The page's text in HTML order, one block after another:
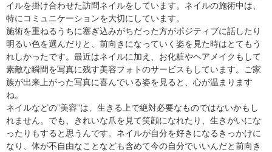
イルを掛け合わせた訪問ネイルをしています。ネイルの施術中は、
特にコミュニケーションを大切にしています。
施術を重ねるうちに塞ぎ込みがちだった方がポジティブに話したり
明るい色を選んだりと、前向きになっていく姿を見た時はとてもう
れしかったです。最近はネイルに加え、お化粧やヘアメイクもして
素敵な瞬間を写真に残す美容フォトのサービスもしています。ご家
族が出来上がった写真に喜んでいる姿を見ると、心が温まります
ね。
ネイルなどの”美容”は、生きる上で絶対必要なものではないかもし
れません。でも、きれいな爪を見て笑顔になれたり、生きがいにな
ったりもすると思うんです。ネイルが自分を好きになるきっかけに
なり、体が不自由なことなども含めて今の自分でいいんだと前向き